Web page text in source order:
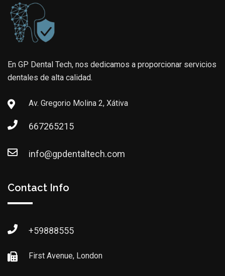
En GP Dental Tech, nos dedicamos a proporcionar servicios
dentales de alta calidad.
Av. Gregorio Molina 2, Xátiva
667265215
info@gpdentaltech.com
Contact Info
+59888555
First Avenue, London